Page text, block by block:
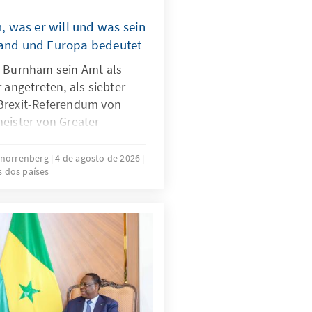
was er will und was sein
und Europa bedeutet
sein Amt als
als siebter
Referendum von
von Greater
Breaker“ für die britische
und wirtschaftliches
Anspruch trägt,
von der Größe der
ihrer Umsetzung:
einer
Wählerschaft und
an der bereits
4 de agosto de 2026
dos países